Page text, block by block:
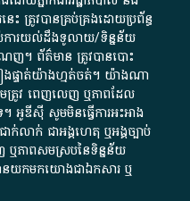
ះ​ ត្រូវ​បាន​គ្រប់គ្រង​ដោយ​ប្រព័ន្ធ​
ការ​យល់​ដឹង​ទូលាយ​/​ទិន្នន័យ​
។​ ព័ត៌មាន​ ត្រូវ​បាន​បោះ
ៀងផ្ទាត់​យ៉ាង​ហ្មត់ចត់​។​ យ៉ាងណា​
ត្រូវ​ ពេញលេញ​ ឬ​ភាព​ដែល​
។​ អូ​ឌី​ស៊ី​ សូម​មិន​ធ្វើការ​អះអាង​
ក់លាក់​ ជា​អង្គហេតុ​ ឬ​អង្គច្បាប់​
ឬ​ភាព​សម​ស្រប​នៃ​ទិន្នន័យ​
ន​យក​មក​យោង​ជា​ឯកសារ​ ឬ​